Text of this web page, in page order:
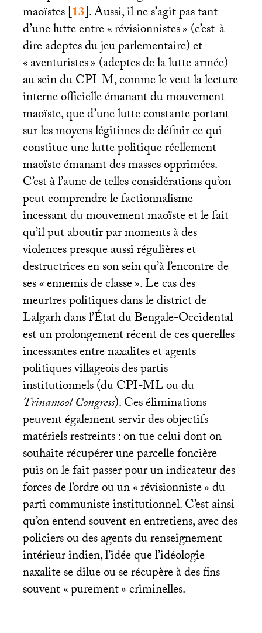
maoïstes[13]. Aussi, il ne s’agit pas tant
d’une lutte entre «révisionnistes» (c’est-à-
dire adeptes du jeu parlementaire) et
«aventuristes» (adeptes de la lutte armée)
au sein duCPI-M, comme le veut la lecture
interne officielle émanant du mouvement
maoïste, que d’une lutte constante portant
sur les moyens légitimes de définir ce qui
constitue une lutte politique réellement
maoïste émanant des masses opprimées.
C’est à l’aune de telles considérations qu’on
peut comprendre le factionnalisme
incessant du mouvement maoïste et le fait
qu’il put aboutir par moments à des
violences presque aussi régulières et
destructrices en son sein qu’à l’encontre de
ses «ennemis de classe». Le cas des
meurtres politiques dans le district de
Lalgarh dans l’État du Bengale-Occidental
est un prolongement récent de ces querelles
incessantes entre naxalites et agents
politiques villageois des partis
institutionnels (duCPI-MLou du
Trinamool Congress). Ces éliminations
peuvent également servir des objectifs
matériels restreints : on tue celui dont on
souhaite récupérer une parcelle foncière
puis on le fait passer pour un indicateur des
forces de l’ordre ou un «révisionniste» du
parti communiste institutionnel. C’est ainsi
qu’on entend souvent en entretiens, avec des
policiers ou des agents du renseignement
intérieur indien, l’idée que l’idéologie
naxalite se dilue ou se récupère à des fins
souvent «purement» criminelles.